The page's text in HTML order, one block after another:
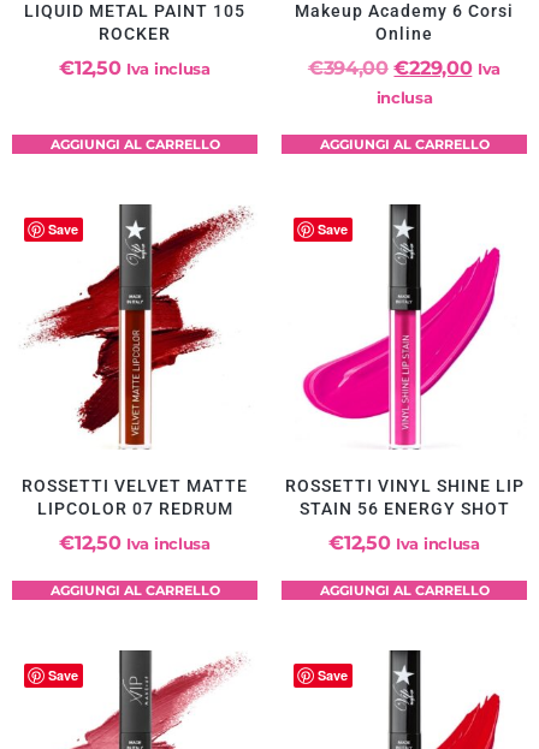
LIQUID METAL PAINT 105
ROCKER
€12,50 Iva inclusa
AGGIUNGI AL CARRELLO
Makeup Academy 6 Corsi
Online
€394,00 €229,00 Iva
inclusa
AGGIUNGI AL CARRELLO
Save
ROSSETTI VELVET MATTE
LIPCOLOR 07 REDRUM
€12,50 Iva inclusa
AGGIUNGI AL CARRELLO
Save
ROSSETTI VINYL SHINE LIP
STAIN 56 ENERGY SHOT
€12,50 Iva inclusa
AGGIUNGI AL CARRELLO
Save Save